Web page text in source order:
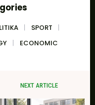
SPORT
ECONOMIC
NEXT ARTICLE